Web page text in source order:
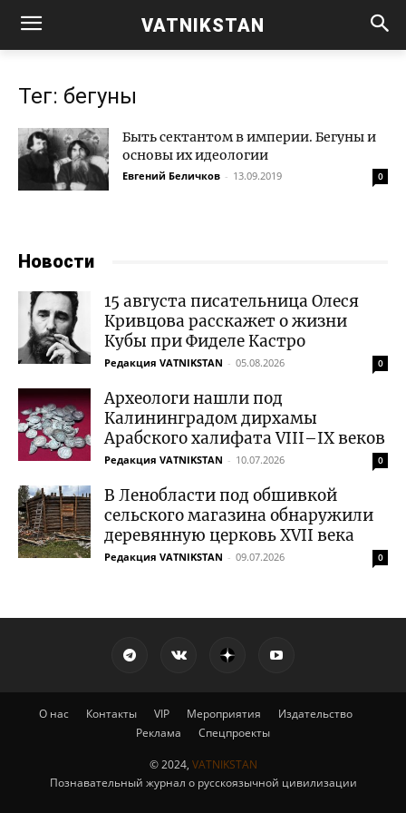
VATNIKSTAN
Тег: бегуны
Быть сектантом в империи. Бегуны и
основы их идеологии
Евгений Беличков - 13.09.2019 0
Новости
15 августа писательница Олеся
Кривцова расскажет о жизни
Кубы при Фиделе Кастро
Редакция VATNIKSTAN - 05.08.2026 0
Археологи нашли под
Калининградом дирхамы
Арабского халифата VIII–IX веков
Редакция VATNIKSTAN - 10.07.2026 0
В Ленобласти под обшивкой
сельского магазина обнаружили
деревянную церковь XVII века
Редакция VATNIKSTAN - 09.07.2026 0
О нас Контакты VIP Мероприятия
Издательство
Реклама
Спецпроекты
© 2024, VATNIKSTAN
Познавательный журнал о русскоязычной цивилизации